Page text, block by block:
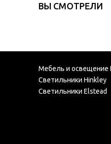
ВЫ СМОТРЕЛИ
Мебель и освещение
Светильники Hinkley
Светильники Elstead